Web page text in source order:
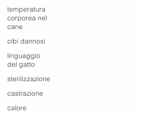
temperatura
corporea nel
cane
cibi dannosi
linguaggio
del gatto
sterilizzazione
castrazione
calore